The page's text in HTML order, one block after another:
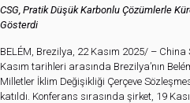
CSG, Pratik Düşük Karbonlu Çözümlerle
Gösterdi
BELÉM, Brezilya, 22 Kasım 2025/ –
Kasım tarihleri arasında Brezilya’nın
Milletler İklim Değişikliği Çerçeve
katıldı. Konferans sırasında şirket, 19